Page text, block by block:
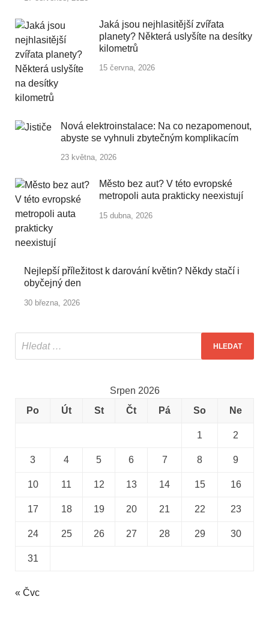
Jaká jsou nejhlasitější zvířata
planety? Některá uslyšíte na desítky
kilometrů
15 června, 2026
Nová elektroinstalace: Na co nezapomenout,
abyste se vyhnuli zbytečným komplikacím
23 května, 2026
Město bez aut? V této evropské
metropoli auta prakticky neexistují
15 dubna, 2026
Nejlepší příležitost k darování květin? Někdy stačí i
obyčejný den
30 března, 2026
Srpen 2026
Po
Út St Čt Pá So Ne
1 2
3 4 5 6 7 8 9
10 11 12 13 14 15 16
17 18 19 20 21 22 23
24 25 26 27 28 29 30
31
« Čvc